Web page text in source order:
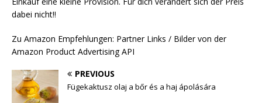
dabei nicht!!
Zu Amazon Empfehlungen: Partner Links / Bilder von der
Amazon Product Advertising API
PREVIOUS
Fügekaktusz olaj a bőr és a haj ápolására